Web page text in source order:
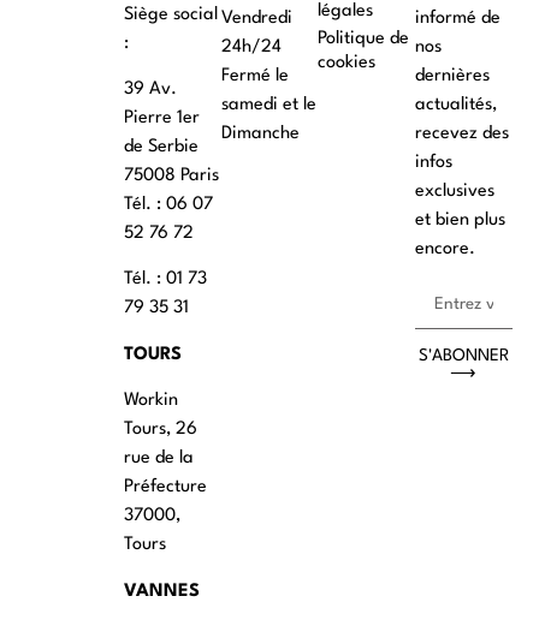
Siège social
:
39 Av.
Pierre 1er
de Serbie
75008 Paris
Tél. : ‭06 07
52 76 72
Tél. : 01 73
79 35 31
TOURS
Workin
Tours, 26
rue de la
Préfecture
37000,
Tours
VANNES
Vendredi
24h/24
Fermé le
samedi et le
Dimanche
légales
Politique de
cookies
informé de
nos
dernières
actualités,
recevez des
infos
exclusives
et bien plus
encore.
S'ABONNER
⟶